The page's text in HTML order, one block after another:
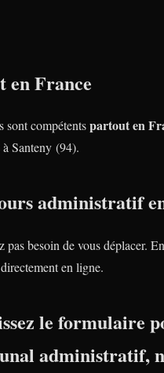
en France
sont compétentspartout en
Santeny (94).
administratif
pas besoin de vous déplacer.
en ligne.
le formulaire
administratif,